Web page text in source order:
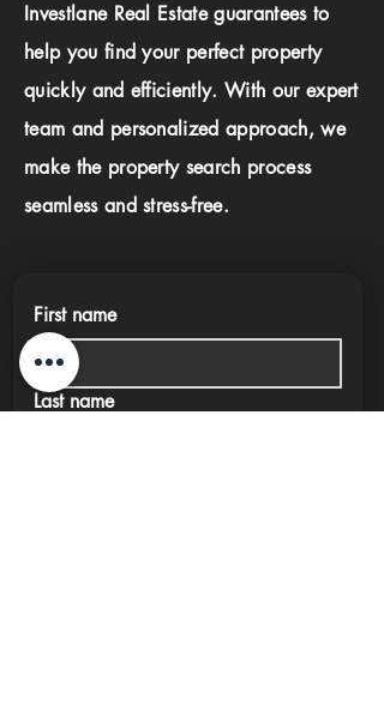
Investlane Real Estate guarantees to
help you find your perfect property
quickly and efficiently. With our expert
team and personalized approach, we
make the property search process
seamless and stress-free.
First name
Last name